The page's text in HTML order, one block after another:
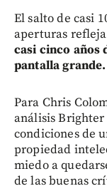
El salto de casi
aperturas
casi cinco años
pantalla grande.
Para Chris
análisis
condiciones de
propiedad
miedo a
de las buenas